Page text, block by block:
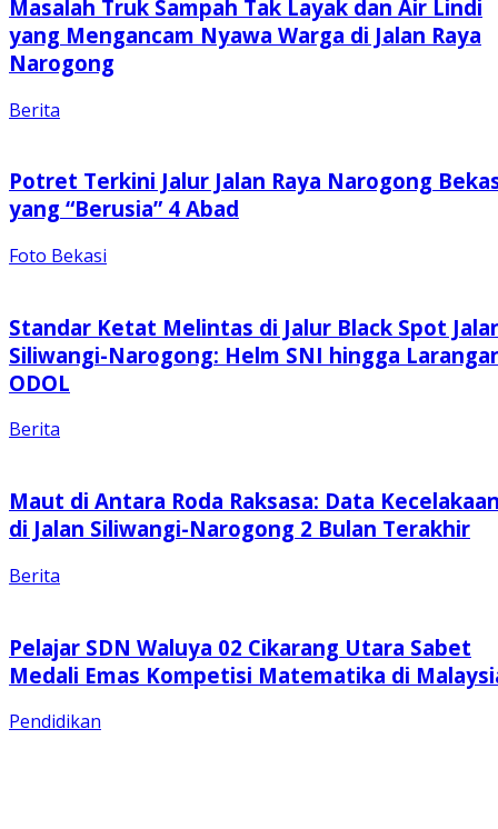
Masalah Truk Sampah Tak Layak dan Air Lindi
yang Mengancam Nyawa Warga di Jalan Raya
Narogong
Berita
Potret Terkini Jalur Jalan Raya Narogong
yang “Berusia” 4 Abad
Foto Bekasi
Standar Ketat Melintas di Jalur Black Spot
Siliwangi-Narogong: Helm SNI hingga
ODOL
Berita
Maut di Antara Roda Raksasa: Data
di Jalan Siliwangi-Narogong 2 Bulan Terakhir
Berita
Pelajar SDN Waluya 02 Cikarang Utara Sabet
Medali Emas Kompetisi Matematika di
Pendidikan